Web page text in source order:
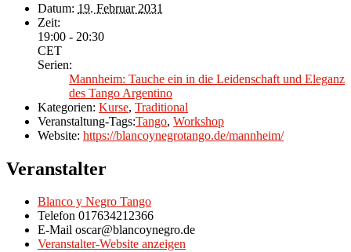
Datum: 19. Februar 2031
Zeit:
19:00 - 20:30
CET
Serien:
Mannheim: Tauche ein in die Leidenschaft und Eleganz
des Tango Argentino
Kategorien: Kurse, Traditional
Veranstaltung-Tags:Tango, Workshop
Website: https://blancoynegrotango.de/mannheim/
Veranstalter
Blanco y Negro Tango
Telefon 017634212366
E-Mail oscar@blancoynegro.de
Veranstalter-Website anzeigen